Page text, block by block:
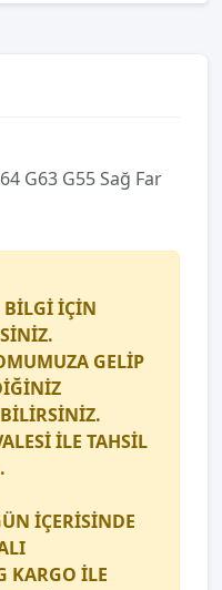
G63 G55 Sağ Far
BİLGİ İÇİN
GELİP
İLE TAHSİL
İÇERİSİNDE
KARGO İLE